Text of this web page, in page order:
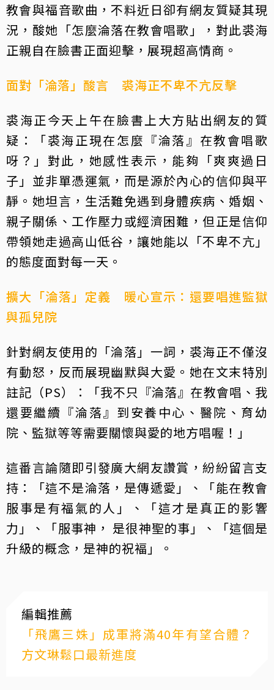
教會與福音歌曲，不料近日卻有網友質疑其現
況，酸她「怎麼淪落在教會唱歌」，對此裘海
正親自在臉書正面迎擊，展現超高情商。
面對「淪落」酸言 裘海正不卑不亢反擊
裘海正今天上午在臉書上大方貼出網友的質
疑 ：「裘海正現在怎麼『淪落』在教會唱歌
呀？」對此，她感性表示，能夠「爽爽過日
子」並非單憑運氣，而是源於內心的信仰與平
靜。她坦言，生活難免遇到身體疾病、婚姻、
親子關係、工作壓力或經濟困難，但正是信仰
帶領她走過高山低谷，讓她能以「不卑不亢」
的態度面對每一天。
擴大「淪落」定義 暖心宣示：還要唱進監獄
與孤兒院
針對網友使用的「淪落」一詞，裘海正不僅沒
有動怒，反而展現幽默與大愛。她在文末特別
註記（PS）：「我不只『淪落』在教會唱、我
還要繼續『淪落』到安養中心、醫院、育幼
院、監獄等等需要關懷與愛的地方唱喔！」
這番言論隨即引發廣大網友讚賞，紛紛留言支
持：「這不是淪落，是傳遞愛」、「能在教會
服事是有福氣的人」、「這才是真正的影響
力」、「服事神， 是很神聖的事」、「這個是
升級的概念，是神的祝褔」。
編輯推薦
「飛鷹三姝」成軍將滿40年有望合體？
方文琳鬆口最新進度